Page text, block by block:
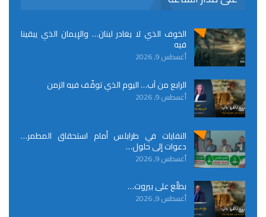
الخوف الذي لا يغادر لبنان… والإيمان الذي يبقينا
فيه
أغسطس 9, 2026
الرابع من آب… اليوم الذي توقّف فيه الزمن
أغسطس 9, 2026
النفايات في طرابلس أمام استحقاق المطمر…
دعوات إلى حلول…
أغسطس 9, 2026
بطلّع على بيروت…
أغسطس 9, 2026